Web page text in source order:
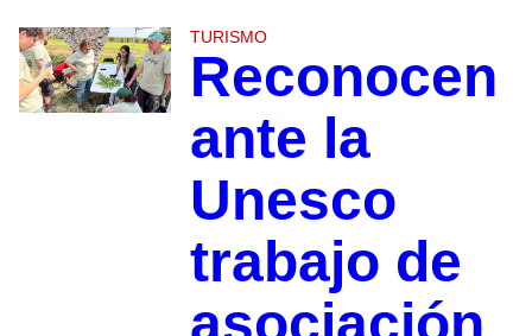
TURISMO
Reconocen
ante la
Unesco
trabajo de
asociación